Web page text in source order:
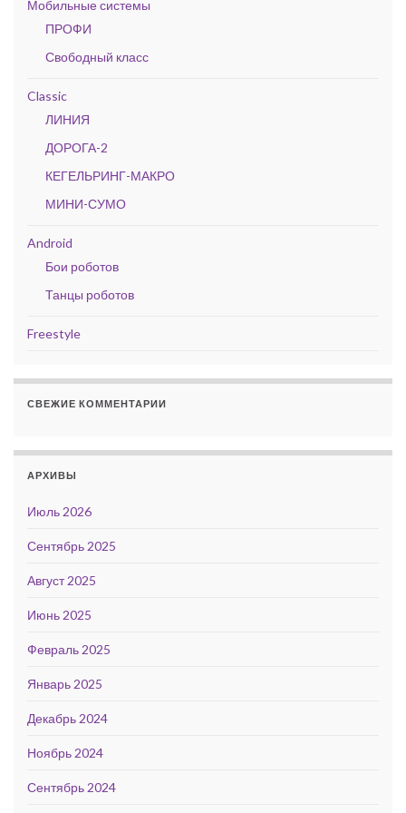
Мобильные системы
ПРОФИ
Свободный класс
Classic
ЛИНИЯ
ДОРОГА-2
КЕГЕЛЬРИНГ-МАКРО
МИНИ-СУМО
Android
Бои роботов
Танцы роботов
Freestyle
СВЕЖИЕ КОММЕНТАРИИ
АРХИВЫ
Июль 2026
Сентябрь 2025
Август 2025
Июнь 2025
Февраль 2025
Январь 2025
Декабрь 2024
Ноябрь 2024
Сентябрь 2024